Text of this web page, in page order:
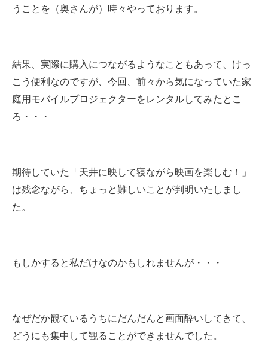
うことを（奥さんが）時々やっております。
結果、実際に購入につながるようなこともあって、けっ
こう便利なのですが、今回、前々から気になっていた家
庭用モバイルプロジェクターをレンタルしてみたとこ
ろ・・・
期待していた「天井に映して寝ながら映画を楽しむ！」
は残念ながら、ちょっと難しいことが判明いたしまし
た。
もしかすると私だけなのかもしれませんが・・・
なぜだか観ているうちにだんだんと画面酔いしてきて、
どうにも集中して観ることができませんでした。